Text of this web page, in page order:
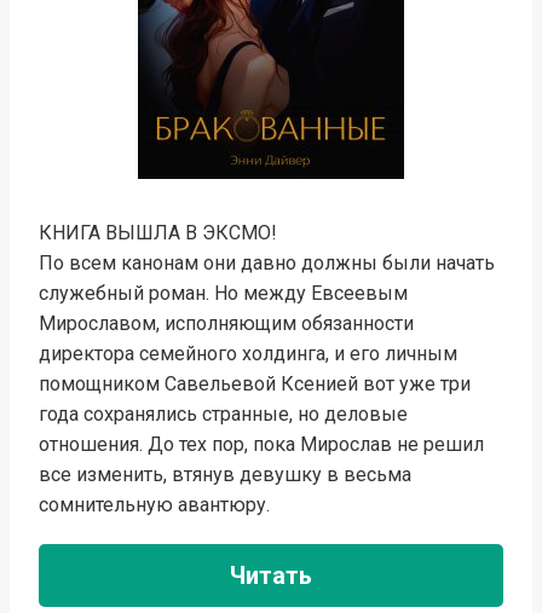
КНИГА ВЫШЛА В ЭКСМО!
По всем канонам они давно должны были начать
служебный роман. Но между Евсеевым
Мирославом, исполняющим обязанности
директора семейного холдинга, и его личным
помощником Савельевой Ксенией вот уже три
года сохранялись странные, но деловые
отношения. До тех пор, пока Мирослав не решил
все изменить, втянув девушку в весьма
сомнительную авантюру.
Читать